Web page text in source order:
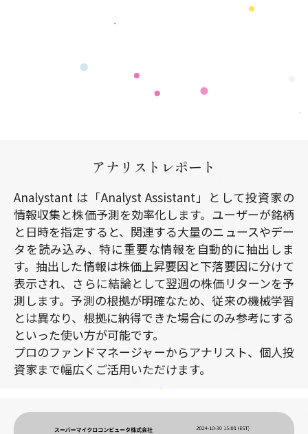
アナリストレポート
Analystant は「Analyst Assistant」として投資家の
情報収集と株価予測を効率化します。ユーザーが銘柄
と日時を指定すると、関連する大量のニュースやデー
タを読み込み、特に重要な情報を自動的に抽出しま
す。抽出した情報は株価上昇要因と下落要因に分けて
表示され、さらに結論として翌週の株価リターンを予
測します。予測の根拠が明確なため、従来の機械学習
とは異なり、根拠に納得できた場合にのみ参考にする
といった使い方が可能です。
プロのファンドマネージャーからアナリスト、個人投
資家まで幅広くご活用いただけます。